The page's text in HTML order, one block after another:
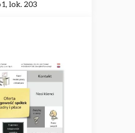
lok. 203